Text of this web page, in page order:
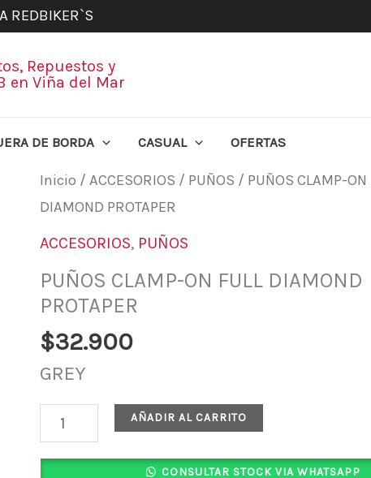
REDBIKER`S
DE BORDA CASUAL OFERTAS
Inicio / ACCESORIOS / PUÑOS / PUÑOS CLAMP-ON
DIAMOND PROTAPER
ACCESORIOS, PUÑOS
PUÑOS CLAMP-ON FULL DIAMOND
PROTAPER
$32.900
GREY
PUÑOS
CLAMP-
ON
DIAMOND
PROTAPER
cantidad
AÑADIR AL CARRITO
CONSULTAR STOCK VIA WHATSAPP